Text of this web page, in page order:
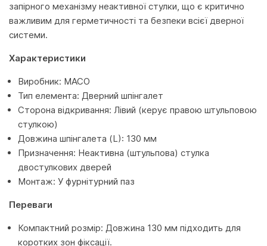
запірного механізму неактивної стулки, що є критично
важливим для герметичності та безпеки всієї дверної
системи.
Характеристики
Виробник: MACO
Тип елемента: Дверний шпінгалет
Сторона відкривання: Лівий (керує правою штульповою
стулкою)
Довжина шпінгалета (L): 130 мм
Призначення: Неактивна (штульпова) стулка
двостулкових дверей
Монтаж: У фурнітурний паз
Переваги
Компактний розмір: Довжина 130 мм підходить для
коротких зон фіксації.